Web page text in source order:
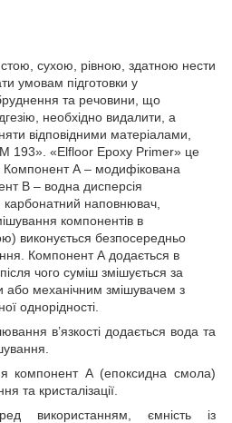
сухою, рівною, здатною нести
умовам підготовки у
та речовини, що
необхідно видалити, а
відповідними матеріалами,
193». «Elfloor Epoxy Primer» це
Компонент А – модифікована
В – водна дисперсія
карбонатний наповнювач,
компонентів в
виконується безпосередньо
Компонент А додається в
чого суміш змішується за
або механічним змішувачем з
однорідності.
в’язкості додається вода та
компонент А (епоксидна смола)
та кристалізації.
використанням, ємність із